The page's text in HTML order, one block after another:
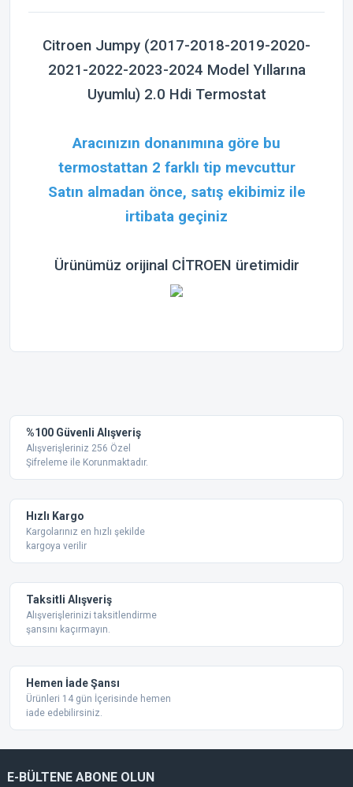
Citroen Jumpy (2017-2018-2019-2020-
2021-2022-2023-2024 Model Yıllarına
Uyumlu) 2.0 Hdi Termostat
Aracınızın donanımına göre bu
termostattan 2 farklı tip mevcuttur
Satın almadan önce, satış ekibimiz ile
irtibata geçiniz
Ürünümüz orijinal CİTROEN üretimidir
Ürün resmi kalitesiz, bozuk veya görüntülenemiyor.
Ürün açıklamasında eksik bilgiler bulunuyor.
Bu ürüne benzer farklı alternatifler olmalı.
%100 Güvenli Alışveriş
Alışverişleriniz 256 Özel
Şifreleme ile Korunmaktadır.
Hızlı Kargo
Kargolarınız en hızlı şekilde
kargoya verilir
Taksitli Alışveriş
Alışverişlerinizi taksitlendirme
şansını kaçırmayın.
Hemen İade Şansı
Ürünleri 14 gün İçerisinde hemen
iade edebilirsiniz.
E-BÜLTENE ABONE OLUN